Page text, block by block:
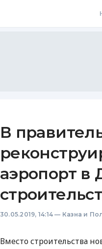
В
аэропорт в
30.05.2019, 14:14 — Казна и
Вместо строительства